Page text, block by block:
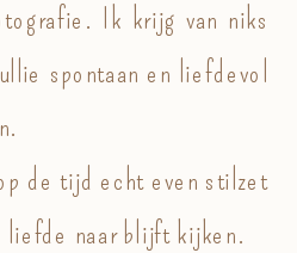
Ik krijg van niks
spontaan en liefdevol
de tijd echt even stilzet
liefde naar blijft kijken.